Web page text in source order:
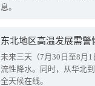
息。
东北地区高温发展需
未来三天（7月30日至8月
流性降水。同时，从华北
全天候在线。